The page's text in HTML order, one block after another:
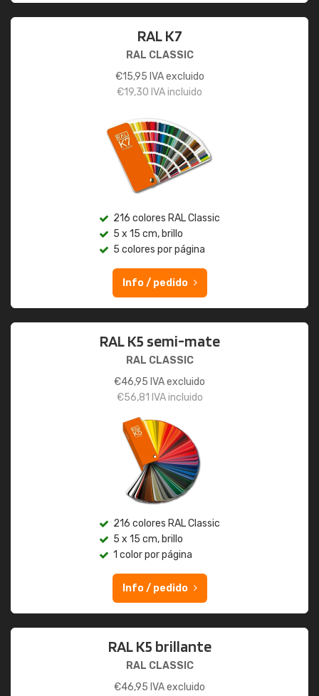
RAL K7
RAL CLASSIC
€15,95 IVA excluido
€19,30 IVA incluido
216 colores RAL Classic
5 x 15 cm, brillo
5 colores por página
Info / pedido
RAL K5 semi-mate
RAL CLASSIC
€46,95 IVA excluido
€56,81 IVA incluido
216 colores RAL Classic
5 x 15 cm, brillo
1 color por página
Info / pedido
RAL K5 brillante
RAL CLASSIC
€46,95 IVA excluido